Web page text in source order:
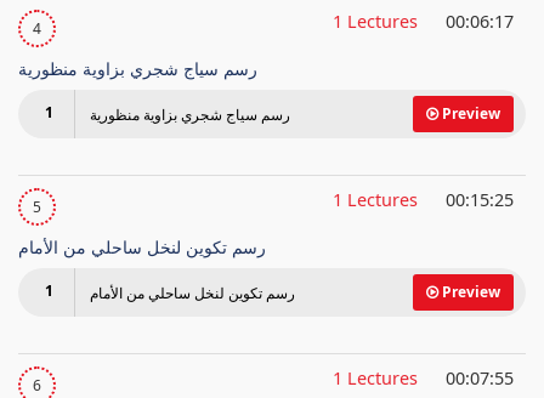
4 1 Lectures 00:06:17
رسم سياج شجري بزاوية منظورية
1 Preview رسم سياج شجري بزاوية منظورية
5 1 Lectures 00:15:25
رسم تكوين لنخل ساحلي من الأمام
1 Preview رسم تكوين لنخل ساحلي من الأمام
6 1 Lectures 00:07:55